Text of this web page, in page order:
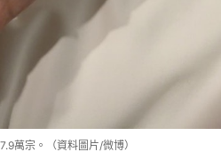
萬宗。（資料圖片/微博）